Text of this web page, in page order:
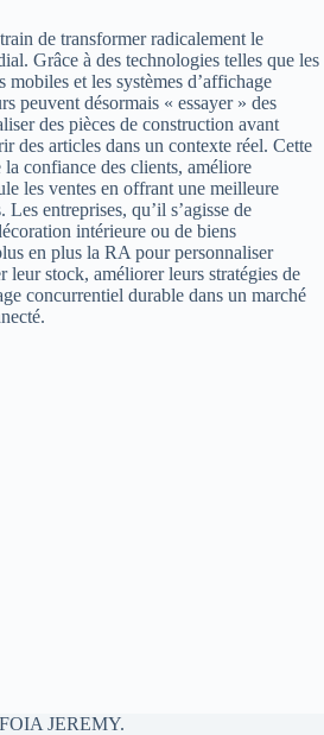
de transformer radicalement le
Grâce à des technologies telles que les
et les systèmes d’affichage
peuvent désormais « essayer » des
des pièces de construction avant
des articles dans un contexte réel. Cette
confiance des clients, améliore
les ventes en offrant une meilleure
entreprises, qu’il s’agisse de
intérieure ou de biens
en plus la RA pour personnaliser
leur stock, améliorer leurs stratégies de
concurrentiel durable dans un marché
JEREMY.